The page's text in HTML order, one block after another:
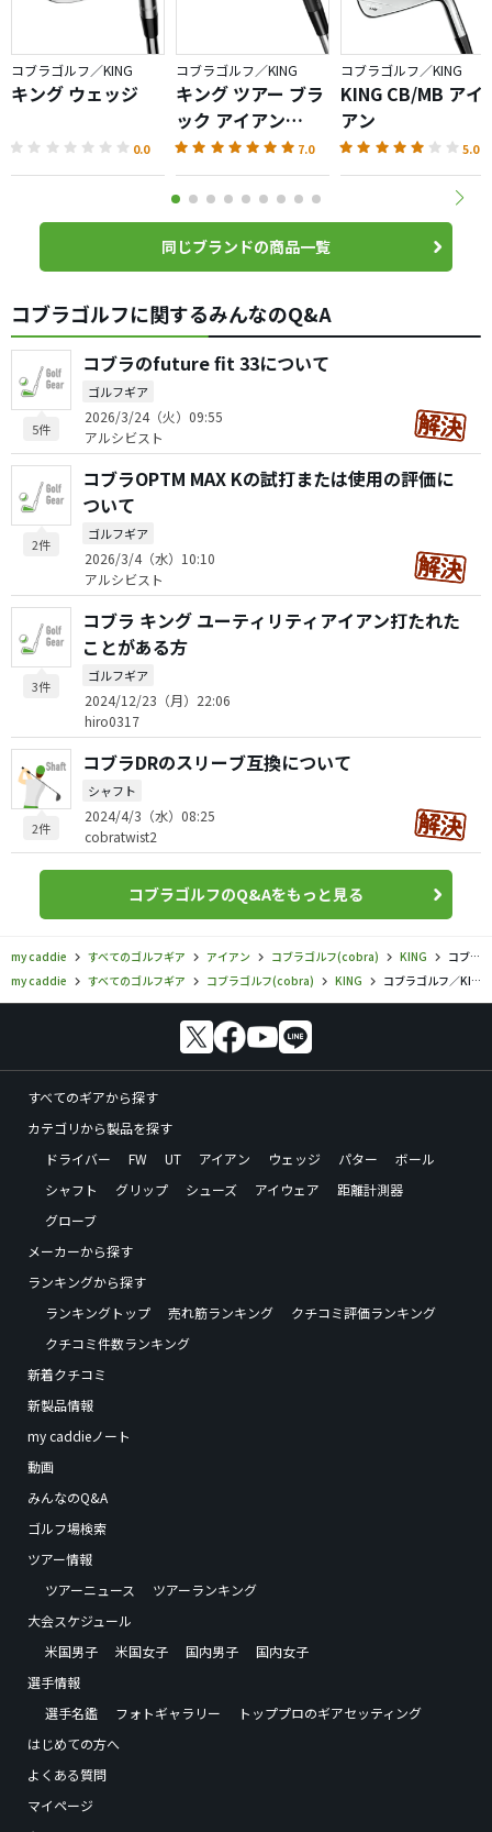
コブラゴルフ／KING
キング ウェッジ
0.0
コブラゴルフ／KING
キング ツアー ブラ
ック アイアン
（2024）
7.0
コブラゴルフ／KING
KING CB/MB アイ
アン
5.0
同じブランドの商品一覧
コブラゴルフに関するみんなのQ&A
5件
コブラのfuture fit 33について
ゴルフギア
2026/3/24（火）09:55
アルシビスト
2件
コブラOPTM MAX Kの試打または使用の評価に
ついて
ゴルフギア
2026/3/4（水）10:10
アルシビスト
3件
コブラ キング ユーティリティアイアン打たれた
ことがある方
ゴルフギア
2024/12/23（月）22:06
hiro0317
2件
コブラDRのスリーブ互換について
シャフト
2024/4/3（水）08:25
cobratwist2
コブラゴルフのQ&Aをもっと見る
my caddie すべてのゴルフギア アイアン コブラゴルフ(cobra) KING
コブラゴルフ／KING／キング ツアー アイアン（2023）の口コミ評価
my caddie
すべてのゴルフギア コブラゴルフ(cobra) KING コブラゴルフ／KING／キング ツアー アイアン（2023）の口コミ評価
すべてのギアから探す
カテゴリから製品を探す
ドライバー
FW UT アイアン ウェッジ パター
ボール
シャフト
グリップ シューズ アイウェア
距離計測器
グローブ
メーカーから探す
ランキングから探す
ランキングトップ
売れ筋ランキング
クチコミ評価ランキング
クチコミ件数ランキング
新着クチコミ
新製品情報
my caddieノート
動画
みんなのQ&A
ゴルフ場検索
ツアー情報
ツアーニュース
ツアーランキング
大会スケジュール
米国男子
米国女子 国内男子
国内女子
選手情報
選手名鑑
フォトギャラリー
トッププロのギアセッティング
はじめての方へ
よくある質問
マイページ